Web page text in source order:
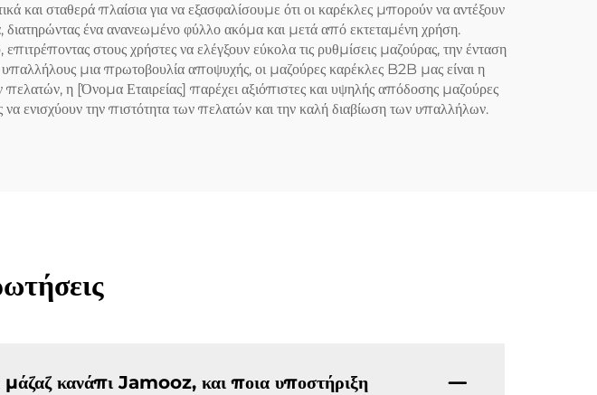
σταθερά πλαίσια για να εξασφαλίσουμε ότι οι καρέκλες μπορούν να αντέξουν
ένα ανανεωμένο φύλλο ακόμα και μετά από εκτεταμένη χρήση.
στους χρήστες να ελέγξουν εύκολα τις ρυθμίσεις μαζούρας, την ένταση
υπαλλήλους μια πρωτοβουλία αποψυχής, οι μαζούρες καρέκλες B2B μας είναι η
η [Όνομα Εταιρείας] παρέχει αξιόπιστες και υψηλής απόδοσης μαζούρες
να ενισχύουν την πιστότητα των πελατών και την καλή διαβίωση των υπαλλήλων.
κανάπι Jamooz, και ποια υποστήριξη